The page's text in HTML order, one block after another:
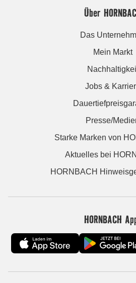
Über
Das
Mein Markt
Jobs &
Presse/
Starke Marken von
Aktuelles bei
HORNBACH
HORNBACH